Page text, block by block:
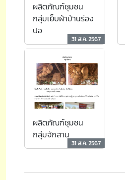
ผลิตภัณฑ์ชุมชน
กลุ่มเย็บผ้าบ้านร่อง
ปอ
31 ส.ค. 2567
ผลิตภัณฑ์ชุมชน
กลุ่มจักสาน
31 ส.ค. 2567